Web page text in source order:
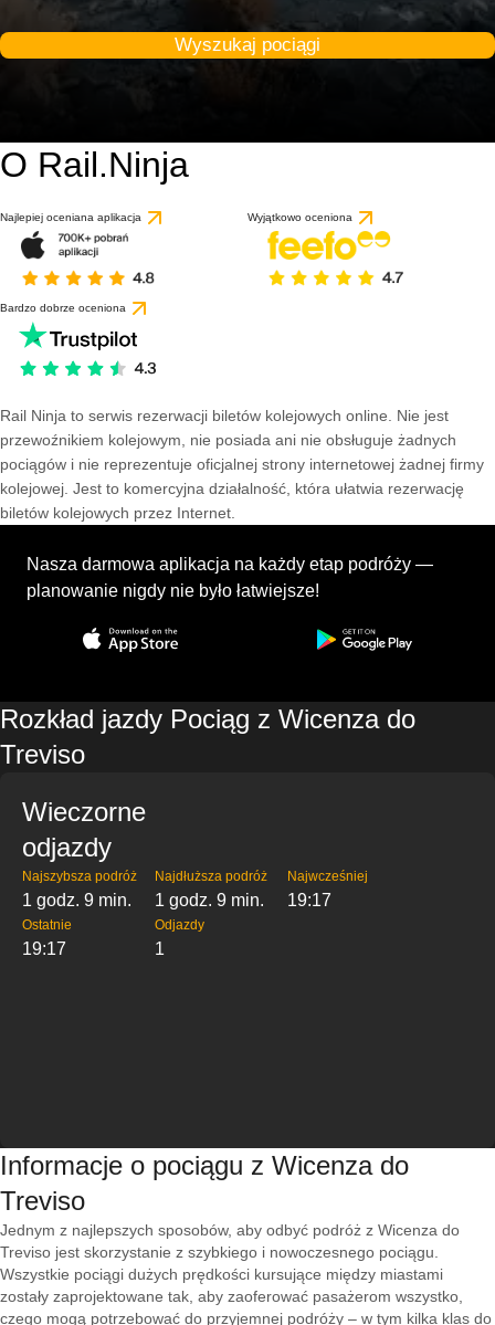
Wyszukaj pociągi
O Rail.Ninja
Najlepiej oceniana aplikacja Wyjątkowo oceniona
Bardzo dobrze oceniona
Rail Ninja to serwis rezerwacji biletów kolejowych online. Nie jest
przewoźnikiem kolejowym, nie posiada ani nie obsługuje żadnych
pociągów i nie reprezentuje oficjalnej strony internetowej żadnej firmy
kolejowej. Jest to komercyjna działalność, która ułatwia rezerwację
biletów kolejowych przez Internet.
Nasza darmowa aplikacja na każdy etap podróży —
planowanie nigdy nie było łatwiejsze!
Rozkład jazdy Pociąg z Wicenza do
Treviso
Wieczorne
odjazdy
Najszybsza podróż
1 godz. 9 min.
Najdłuższa podróż
1 godz. 9 min.
Najwcześniej
19:17
Ostatnie
19:17
Odjazdy
1
Informacje o pociągu z Wicenza do
Treviso
Jednym z najlepszych sposobów, aby odbyć podróż z Wicenza do
Treviso jest skorzystanie z szybkiego i nowoczesnego pociągu.
Wszystkie pociągi dużych prędkości kursujące między miastami
zostały zaprojektowane tak, aby zaoferować pasażerom wszystko,
czego mogą potrzebować do przyjemnej podróży – w tym kilka klas do